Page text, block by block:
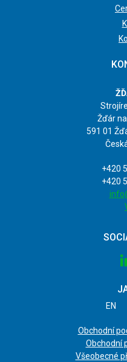
Žďár
591 01
+420
+420
EN
Obchodní
Obchodní
Všeobecné